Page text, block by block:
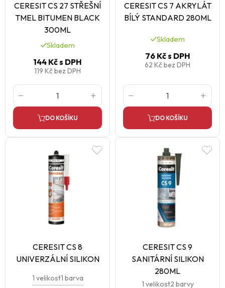
CERESIT CS 27 STŘEŠNÍ
TMEL BITUMEN BLACK
300ML
Skladem
144 Kčs DPH
119 Kčbez DPH
DO KOŠÍKU
CERESIT CS 7 AKRYLÁT
BÍLÝ STANDARD 280ML
Skladem
76 Kčs DPH
62 Kčbez DPH
DO KOŠÍKU
CERESIT CS 8
UNIVERZÁLNÍ SILIKON
1 velikost1 barva
CERESIT CS 9
SANITÁRNÍ SILIKON
280ML
1 velikost2 barvy